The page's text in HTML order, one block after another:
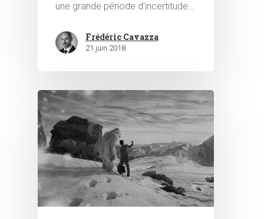
une grande période d'incertitude…
Frédéric Cavazza
21 juin 2018